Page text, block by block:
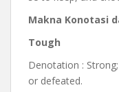
Makna Konotasi
Tough
Denotation :
or defeated.